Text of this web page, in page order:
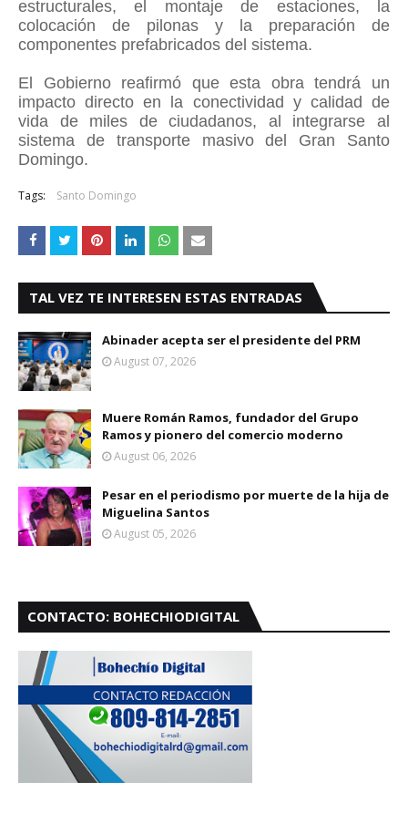
estructurales, el montaje de estaciones, la
colocación de pilonas y la preparación de
componentes prefabricados del sistema.
El Gobierno reafirmó que esta obra tendrá un
impacto directo en la conectividad y calidad de
vida de miles de ciudadanos, al integrarse al
sistema de transporte masivo del Gran Santo
Domingo.
Tags: Santo Domingo
TAL VEZ TE INTERESEN ESTAS ENTRADAS
Abinader acepta ser el presidente del PRM
August 07, 2026
Muere Román Ramos, fundador del Grupo
Ramos y pionero del comercio moderno
August 06, 2026
Pesar en el periodismo por muerte de la hija de
Miguelina Santos
August 05, 2026
CONTACTO: BOHECHIODIGITAL